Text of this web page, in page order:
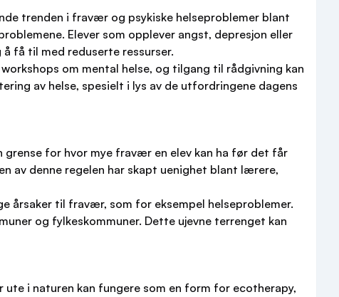
trenden i fravær og psykiske helseproblemer blant
Elever som opplever angst, depresjon eller
få til med reduserte ressurser.
om mental helse, og tilgang til rådgivning kan
av helse, spesielt i lys av de utfordringene dagens
for hvor mye fravær en elev kan ha før det får
av denne regelen har skapt uenighet blant lærere,
årsaker til fravær, som for eksempel helseproblemer.
og fylkeskommuner. Dette ujevne terrenget kan
i naturen kan fungere som en form for ecotherapy,